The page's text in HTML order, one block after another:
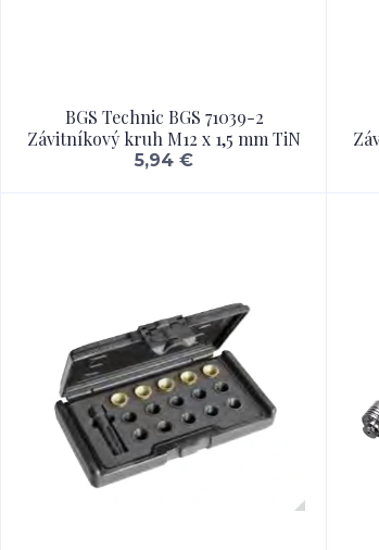
BGS Technic BGS 71039-2
Závitníkový kruh M12 x 1,5 mm TiN
5,94 €